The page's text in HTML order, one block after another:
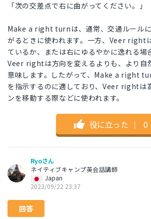
「次の交差点で右に曲がってください。」
Make a right turnは、通常、交通ルール
がるときに使われます。一方、Veer right
ているか、または右にゆるやかに逸れる場
Veer rightは方向を変えるよりも、より自
意味します。したがって、Make a right
を指示するのに適しており、Veer rightは
ンを移動する際などに使われます。
役に立った ｜ 0
Ryoさん
ネイティブキャンプ英会話講師
Japan
2023/09/22 23:37
回答